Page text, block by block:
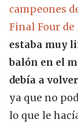
campeones
Final Four de
estaba muy
balón en el
debía a
ya que no
lo que le